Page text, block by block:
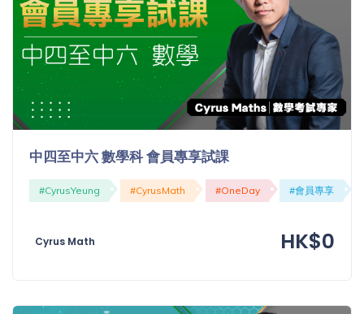
中四至中六 數學科 會員專享試課
#CyrusYeung #CyrusMath #OneDay #會員專享
Cyrus Math HK$0